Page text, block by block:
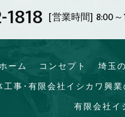
[営業時間] 8:00～
ーム コンセプト 埼玉
工事･有限会社イシカワ興
有限会社イ